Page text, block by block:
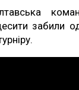
забили